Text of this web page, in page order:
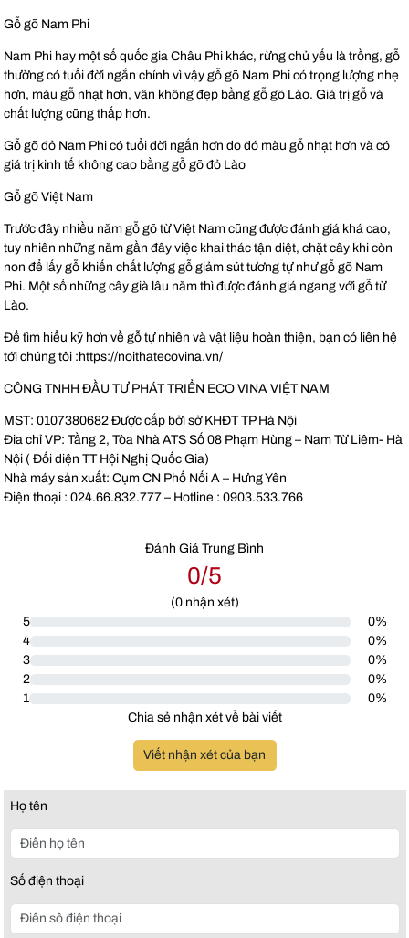
Gỗ gõ Nam Phi
Nam Phi hay một số quốc gia Châu Phi khác, rừng chủ yếu là trồng, gỗ
thường có tuổi đời ngắn chính vì vậy gỗ gõ Nam Phi có trọng lượng nhẹ
hơn, màu gỗ nhạt hơn, vân không đẹp bằng gỗ gõ Lào. Giá trị gỗ và
chất lượng cũng thấp hơn.
Gỗ gõ đỏ Nam Phi có tuổi đời ngắn hơn do đó màu gỗ nhạt hơn và có
giá trị kinh tế không cao bằng gỗ gõ đỏ Lào
Gỗ gõ Việt Nam
Trước đây nhiều năm gỗ gõ từ Việt Nam cũng được đánh giá khá cao,
tuy nhiên những năm gần đây việc khai thác tận diệt, chặt cây khi còn
non để lấy gỗ khiến chất lượng gỗ giảm sút tương tự như gỗ gõ Nam
Phi. Một số những cây già lâu năm thì được đánh giá ngang với gỗ từ
Lào.
Để tìm hiểu kỹ hơn về gỗ tự nhiên và vật liệu hoàn thiện, bạn có liên hệ
tới chúng tôi :https://noithatecovina.vn/
CÔNG TNHH ĐẦU TƯ PHÁT TRIỂN ECO VINA VIỆT NAM
MST: 0107380682 Được cấp bởi sở KHĐT TP Hà Nội
Đia chỉ VP: Tầng 2, Tòa Nhà ATS Số 08 Phạm Hùng – Nam Từ Liêm- Hà
Nội ( Đối diện TT Hội Nghị Quốc Gia)
Nhà máy sản xuất: Cụm CN Phố Nối A – Hưng Yên
Điện thoại : 024.66.832.777 – Hotline : 0903.533.766
Đánh Giá Trung Bình
0/5
(0nhận xét)
5
0%
4
0%
3
0%
2
0%
1
0%
Chia sẻ nhận xét về bài viết
Viết nhận xét của bạn
Họ tên
Số điện thoại